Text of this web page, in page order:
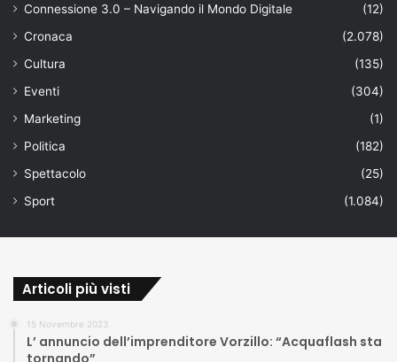
Connessione 3.0 – Navigando il Mondo Digitale
(12)
Cronaca
(2.078)
Cultura
(135)
Eventi
(304)
Marketing
(1)
Politica
(182)
Spettacolo
(25)
Sport
(1.084)
Articoli più visti
15 Novembre 2023
L’ annuncio dell’imprenditore Vorzillo: “Acquaflash sta
tornando”